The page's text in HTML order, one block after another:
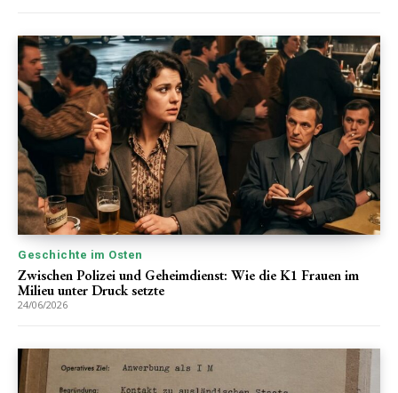
Geschichte im Osten
Zwischen Polizei und Geheimdienst: Wie die K1 Frauen im
Milieu unter Druck setzte
24/06/2026